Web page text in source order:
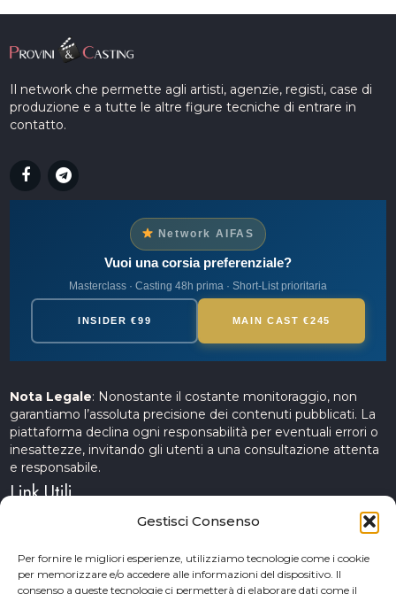
Gestisci Consenso
Per fornire le migliori esperienze, utilizziamo tecnologie come i cookie
per memorizzare e/o accedere alle informazioni del dispositivo. Il
consenso a queste tecnologie ci permetterà di elaborare dati come il
Il network che permette agli artisti, agenzie, registi, case di
produzione e a tutte le altre figure tecniche di entrare in
contatto.
Network AIFAS
Vuoi una corsia preferenziale?
Masterclass · Casting 48h prima · Short-List prioritaria
INSIDER €99 MAIN CAST €245
Nota Legale: Nonostante il costante monitoraggio, non
garantiamo l’assoluta precisione dei contenuti pubblicati. La
piattaforma declina ogni responsabilità per eventuali errori o
inesattezze, invitando gli utenti a una consultazione attenta
e responsabile.
Link Utili
Servizi Cinematografici
CercAttori